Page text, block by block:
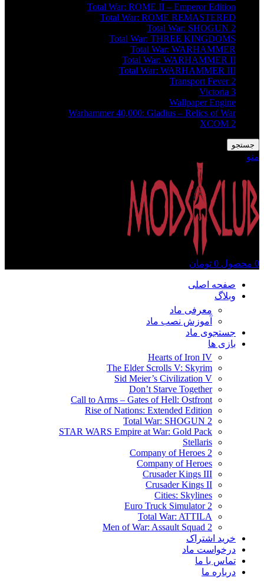
Total War: ROME II – Emperor Edition
Total War: ROME REMASTERED
Total War: SHOGUN 2
Total War: THREE KINGDOMS
Total War: WARHAMMER
Total War: WARHAMMER II
Total War: WARHAMMER III
Transport Fever 2
Victoria 3
Wallpaper Engine
Warhammer 40,000: Gladius – Relics of War
XCOM 2
جستجو
منو
0 محصول 0 تومان
صفحه اصلی
وبلاگ
معرفی ماد
آموزش نصب ماد
جستجوی ماد
بازی ها
Hearts of Iron IV
The Elder Scrolls V: Skyrim
Sid Meier’s Civilization V
Don’t Starve Together
Call to Arms – Gates of Hell: Ostfront
Rise of Nations: Extended Edition
Total War: SHOGUN 2
STAR WARS Empire at War: Gold Pack
Stellaris
Company of Heroes 2
Company of Heroes
Crusader Kings III
Crusader Kings II
Cities: Skylines
Euro Truck Simulator 2
Total War: ATTILA
Men of War: Assault Squad 2
خرید اشتراک
درخواست ماد
تماس با ما
درباره ما